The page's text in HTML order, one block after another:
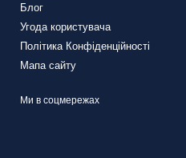
Блог
Угода користувача
Політика Конфіденційності
Мапа сайту
Ми в соцмережах